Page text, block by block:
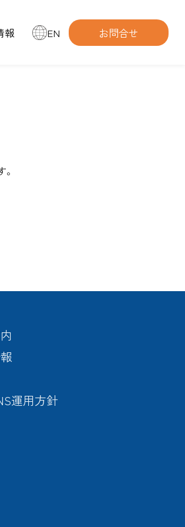
報 EN お問合せ
運用方針